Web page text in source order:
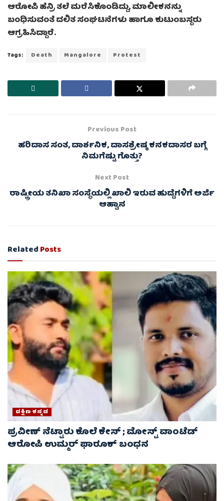
ಆರೋಪಿ ಹೆನ್ರಿ ತಲೆ ಮರೆಸಿಕೊಂಡಿದ್ದು, ಮಾಲೀಕನನ್ನು
ಬಂಧಿಸುವಂತೆ ದಲಿತ ಸಂಘಟನೆಗಳು ಹಾಗೂ ಕುಟುಂಬಸ್ಥರು
ಆಗ್ರಹಿಸಿದ್ದಾರೆ.
Tags: Death Mangalore Protest
Previous Post
ಹರಿದಾಸ ಸಂತ, ದಾರ್ಶನಿಕ, ದಾಸಶ್ರೇಷ್ಠ ಕನಕದಾಸರ ಬಗ್ಗೆ
ನಿಮಗೆಷ್ಟು ಗೊತ್ತು?
Next Post
ರಾಷ್ಟ್ರೀಯ ತನಿಖಾ ಸಂಸ್ಥೆಯಲ್ಲಿ ಖಾಲಿ ಇರುವ ಹುದ್ದೆಗಳಿಗೆ ಅರ್ಜಿ
ಆಹ್ವಾನ
RelatedPosts
ದಕ್ಷಿಣ ಕನ್ನಡ
ಪ್ರವೀಣ್ ನೆಟ್ಟಾರು ಕೊಲೆ ಕೇಸ್ ​; ಮೋಸ್ಟ್ ವಾಂಟೆಡ್‌
ಆರೋಪಿ ಉಮ್ಮರ್ ಫಾರೂಕ್ ಬಂಧನ